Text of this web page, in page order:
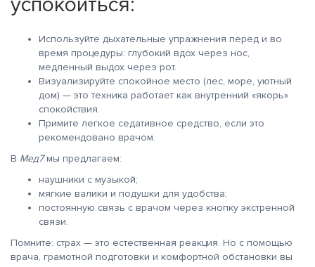
Используйте дыхательные упражнения перед и во
время процедуры: глубокий вдох через нос,
медленный выдох через рот.
Визуализируйте спокойное место (лес, море, уютный
дом) — это техника работает как внутренний «якорь»
спокойствия.
Примите легкое седативное средство, если это
рекомендовано врачом.
В Мед7мы предлагаем:
наушники с музыкой;
мягкие валики и подушки для удобства;
постоянную связь с врачом через кнопку экстренной
связи.
Помните: страх — это естественная реакция. Но с помощью
врача, грамотной подготовки и комфортной обстановки вы